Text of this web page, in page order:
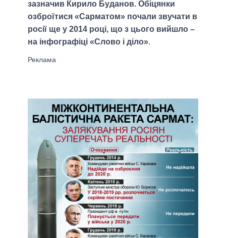
зазначив Кирило Буданов. Обіцянки
озброїтися «Сарматом» почали звучати в
росії ще у 2014 році, що з цього вийшло –
на інфографіці «Слово і діло».